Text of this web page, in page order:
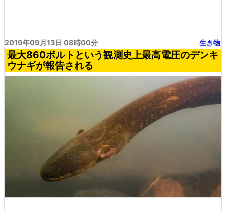
2019年09月13日 08時00分 生き物
最大860ボルトという観測史上最高電圧のデンキ
ウナギが報告される